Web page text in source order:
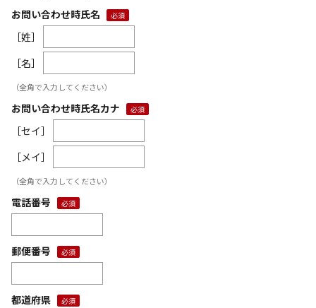
お問い合わせ時氏名
［姓］
［名］
（全角で入力してください）
お問い合わせ時氏名カナ
［セイ］
［メイ］
（全角で入力してください）
電話番号
郵便番号
都道府県